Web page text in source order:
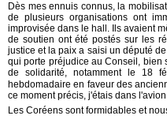
Dès mes ennuis connus, la
de plusieurs organisations ont
improvisée dans le hall. Ils avaient
de soutien ont été postés sur les
justice et la paix a saisi un député
qui porte préjudice au Conseil, bien
de solidarité, notamment le 18
hebdomadaire en faveur des
ce moment précis, j'étais dans
Les Coréens sont formidables et